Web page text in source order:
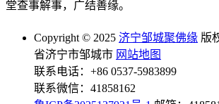
堂查事解事，广结善缘。
Copyright © 2025 济宁邹城聚佛缘 版
省济宁市邹城市 网站地图
联系电话：+86 0537-5983899
联系微信：41858162